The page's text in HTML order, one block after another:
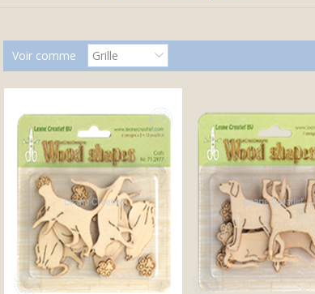
Voir comme Grille